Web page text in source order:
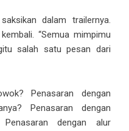
dalam trailernya.
“Semua mimpimu
salah satu pesan dari
Penasaran dengan
Penasaran dengan
Penasaran dengan alur